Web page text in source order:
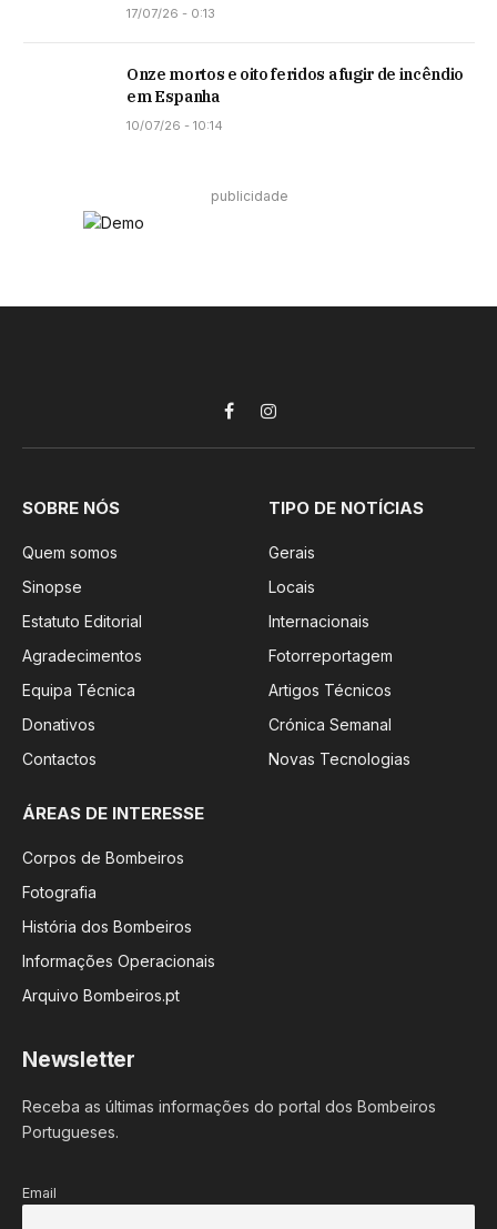
17/07/26 - 0:13
Onze mortos e oito feridos a fugir de incêndio
em Espanha
10/07/26 - 10:14
publicidade
FacebookInstagram
SOBRE NÓS
Quem somos
Sinopse
Estatuto Editorial
Agradecimentos
Equipa Técnica
Donativos
Contactos
TIPO DE NOTÍCIAS
Gerais
Locais
Internacionais
Fotorreportagem
Artigos Técnicos
Crónica Semanal
Novas Tecnologias
ÁREAS DE INTERESSE
Corpos de Bombeiros
Fotografia
História dos Bombeiros
Informações Operacionais
Arquivo Bombeiros.pt
Newsletter
Receba as últimas informações do portal dos Bombeiros
Portugueses.
Email